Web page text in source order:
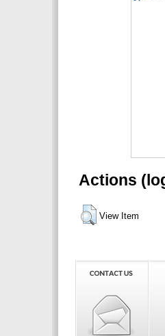
Actions
View Item